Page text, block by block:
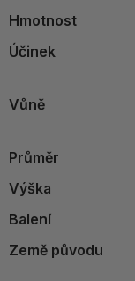
Hmotnost
Účinek
Vůně
Průměr
Výška
Balení
Země původu